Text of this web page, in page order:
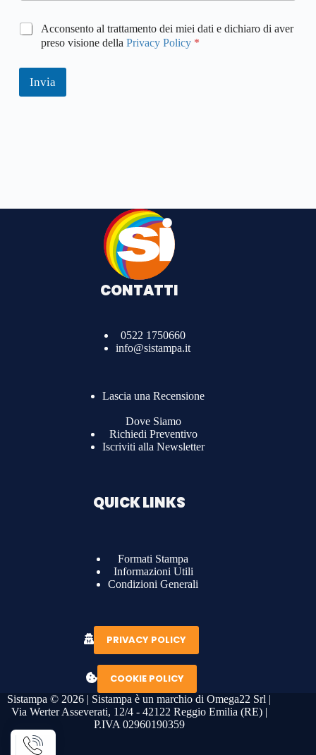
P
v
c
Acconsento al trattamento dei miei dati e dichiaro di aver
preso visione della Privacy Policy *
Invia
CONTATTI
0522 1750660
info@sistampa.it
Lascia una Recensione
Dove Siamo
Richiedi Preventivo
Iscriviti alla Newsletter
QUICK LINKS
Formati Stampa
Informazioni Utili
Condizioni Generali
PRIVACY POLICY
COOKIE POLICY
Sistampa © 2026 | Sistampa è un marchio di Omega22 Srl |
Via Werter Asseverati, 12/4 - 42122 Reggio Emilia (RE) |
P.IVA 02960190359